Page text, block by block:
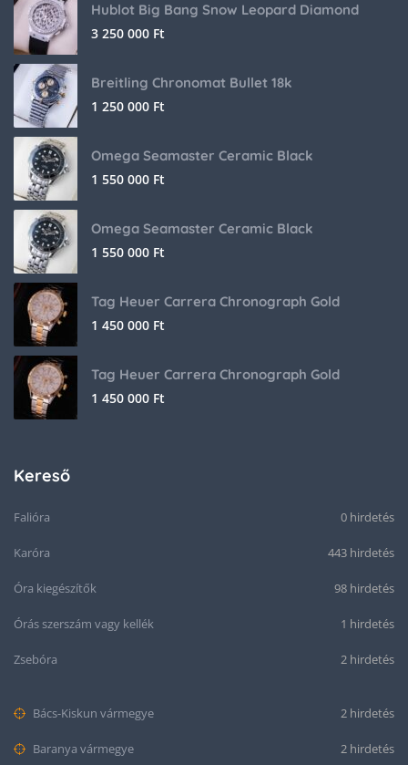
Hublot Big Bang Snow Leopard Diamond
3 250 000 Ft
Breitling Chronomat Bullet 18k
1 250 000 Ft
Omega Seamaster Ceramic Black
1 550 000 Ft
Omega Seamaster Ceramic Black
1 550 000 Ft
Tag Heuer Carrera Chronograph Gold
1 450 000 Ft
Tag Heuer Carrera Chronograph Gold
1 450 000 Ft
Kereső
Falióra 0 hirdetés
Karóra 443 hirdetés
Óra kiegészítők 98 hirdetés
Órás szerszám vagy kellék 1 hirdetés
Zsebóra 2 hirdetés
Bács-Kiskun vármegye 2 hirdetés
Baranya vármegye 2 hirdetés